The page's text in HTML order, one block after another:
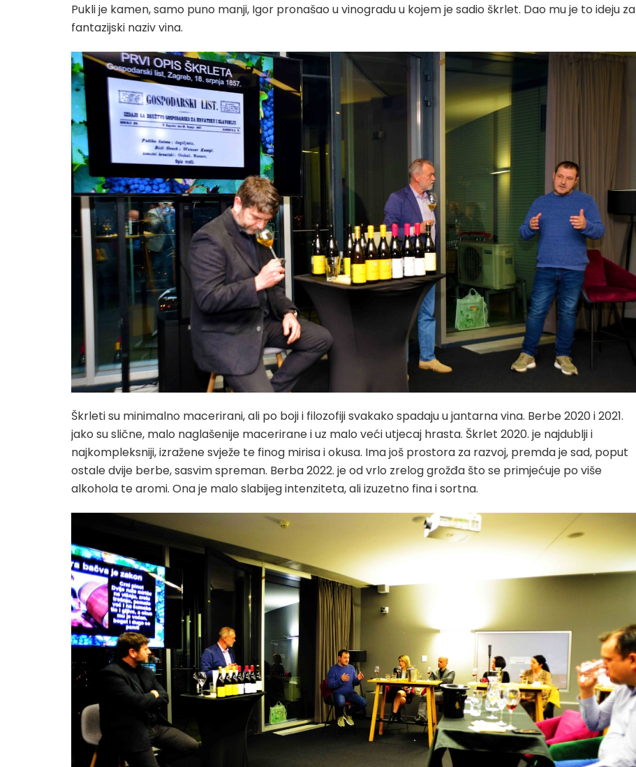
Pukli je kamen, samo puno manji, Igor pronašao u vinogradu u kojem je sadio škrlet. Dao mu je to ideju za
fantazijski naziv vina.
Škrleti su minimalno macerirani, ali po boji i filozofiji svakako spadaju u jantarna vina. Berbe 2020 i 2021.
jako su slične, malo naglašenije macerirane i uz malo veći utjecaj hrasta. Škrlet 2020. je najdublji i
najkompleksniji, izražene svježe te finog mirisa i okusa. Ima još prostora za razvoj, premda je sad, poput
ostale dvije berbe, sasvim spreman. Berba 2022. je od vrlo zrelog grožđa što se primjećuje po više
alkohola te aromi. Ona je malo slabijeg intenziteta, ali izuzetno fina i sortna.